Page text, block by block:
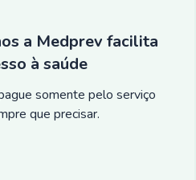
a Medprev facilita
à saúde
somente pelo serviço
que precisar.